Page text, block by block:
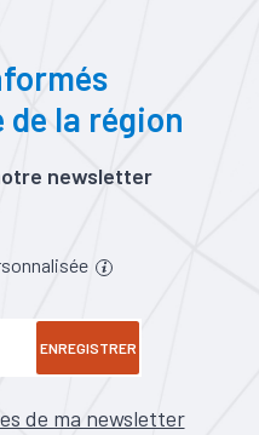
de la région
newsletter
ENREGISTRER
de ma newsletter